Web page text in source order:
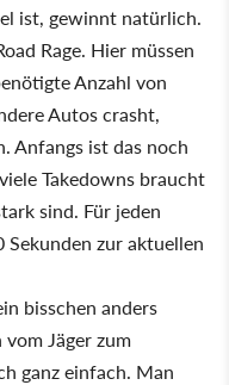
ist, gewinnt natürlich.
Rage. Hier müssen
Anzahl von
Autos crasht,
Anfangs ist das noch
Takedowns braucht
sind. Für jeden
Sekunden zur aktuellen
bisschen anders
Jäger zum
ganz einfach. Man